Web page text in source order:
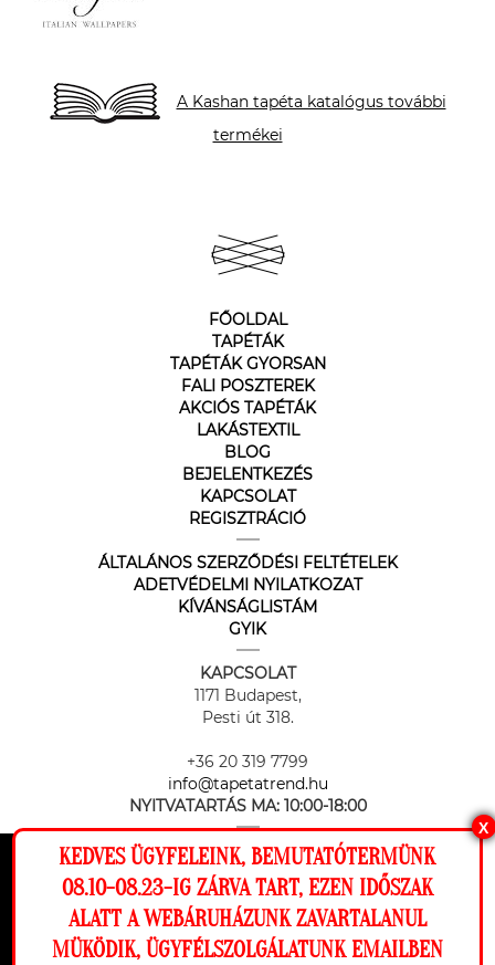
Ez a weboldal cookie-kat használ, hogy a
lehető legjobb élményt nyújtsa honlapunkon.
Beállítások
A Kashan tapéta katalógus további
termékei
FŐOLDAL
TAPÉTÁK
TAPÉTÁK GYORSAN
FALI POSZTEREK
AKCIÓS TAPÉTÁK
LAKÁSTEXTIL
BLOG
BEJELENTKEZÉS
KAPCSOLAT
REGISZTRÁCIÓ
ÁLTALÁNOS SZERZŐDÉSI FELTÉTELEK
ADETVÉDELMI NYILATKOZAT
KÍVÁNSÁGLISTÁM
GYIK
KAPCSOLAT
1171 Budapest,
Pesti út 318.
+36 20 319 7799
info@tapetatrend.hu
NYITVATARTÁS MA: 10:00-18:00
Az online fizetést a Barion Payment Zrt. biztosítja, MNB engedély
X
KEDVES ÜGYFELEINK, BEMUTATÓTERMÜNK
08.10-08.23-IG ZÁRVA TART, EZEN IDŐSZAK
ALATT A WEBÁRUHÁZUNK ZAVARTALANUL
MÜKÖDIK, ÜGYFÉLSZOLGÁLATUNK EMAILBEN